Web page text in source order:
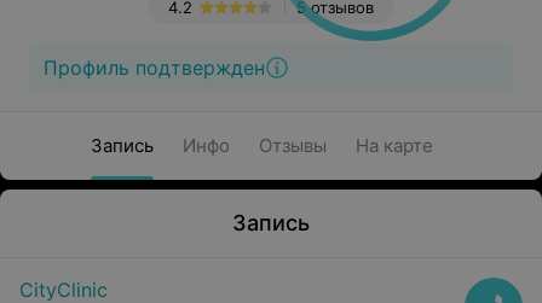
5 отзывов
4.2
Профиль подтвержден
Запись Инфо Отзывы На карте
Запись
CityClinic